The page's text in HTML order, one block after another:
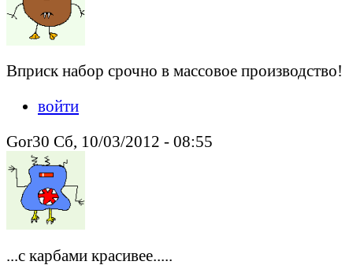
Вприск набор срочно в массовое производство!
войти
Gor30 Сб, 10/03/2012 - 08:55
...с карбами красивее.....